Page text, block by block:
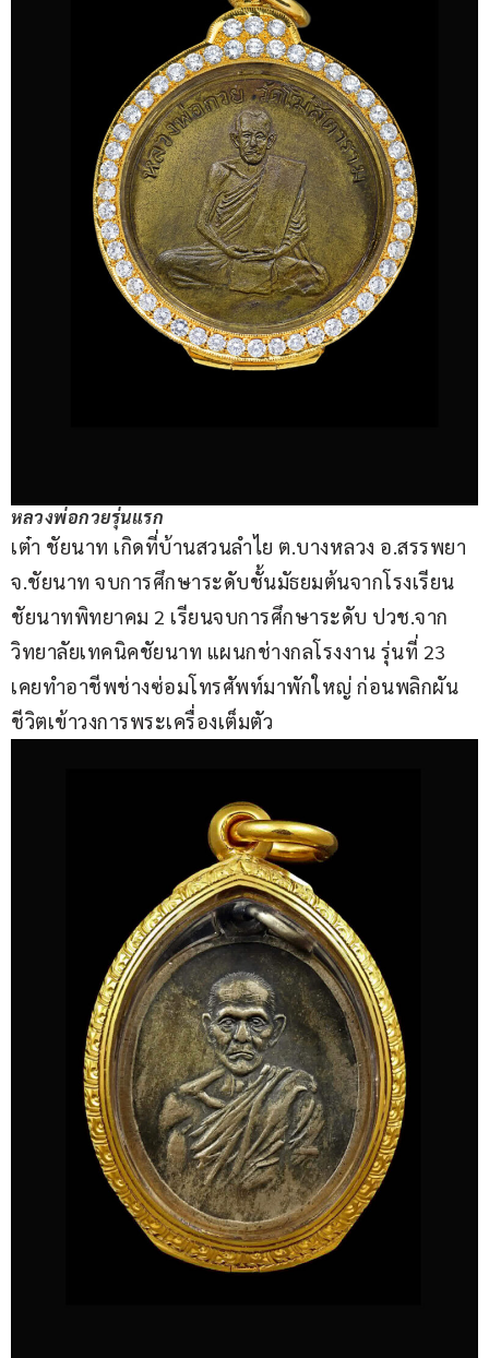
หลวงพ่อกวยรุ่นแรก
เต๋า ชัยนาท เกิดที่บ้านสวนลำไย ต.บางหลวง อ.สรรพยา
จ.ชัยนาท จบการศึกษาระดับชั้นมัธยมต้นจากโรงเรียน
ชัยนาทพิทยาคม 2 เรียนจบการศึกษาระดับ ปวช.จาก
วิทยาลัยเทคนิคชัยนาท แผนกช่างกลโรงงาน รุ่นที่ 23
เคยทำอาชีพช่างซ่อมโทรศัพท์มาพักใหญ่ ก่อนพลิกผัน
ชีวิตเข้าวงการพระเครื่องเต็มตัว